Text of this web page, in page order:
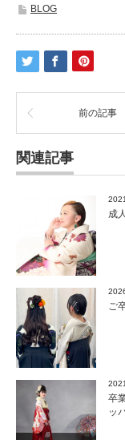
BLOG
前の記事
関連記事
成
ご
卒
ッ